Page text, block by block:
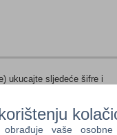
ukucajte sljedeće šifre i
vaše